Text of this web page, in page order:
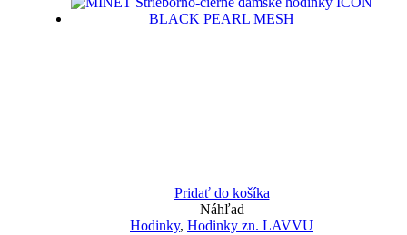
Pridať do košíka
Náhľad
Hodinky, Hodinky zn. LAVVU